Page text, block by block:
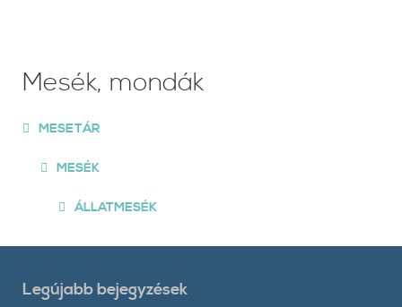
Mesék, mondák
MESETÁR
MESÉK
ÁLLATMESÉK
Legújabb bejegyzések